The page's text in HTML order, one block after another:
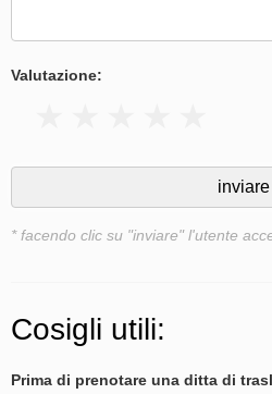
Valutazione:
* facendo clic su "inviare" l'utente
Cosigli utili:
Prima di prenotare una ditta di